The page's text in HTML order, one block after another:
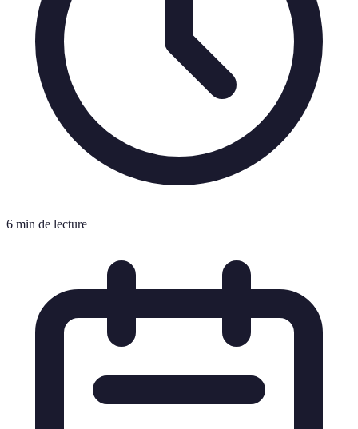
6 min de lecture